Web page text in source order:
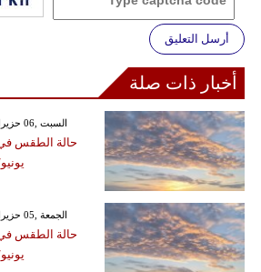
أرسل التعليق
أخبار ذات صلة
GMT 08:00 2026 السبت ,06 حزيران / يونيو
GMT 06:20 2026 الجمعة ,05 حزيران / يونيو